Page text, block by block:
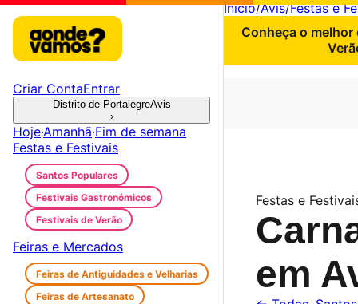
Início/Avis/Festas e
Conheça o melhor
Festas e
em
Criar ContaEntrar
Distrito de PortalegreAvis
›
Hoje·Amanhã·Fim de semana
Festas e Festivais
Santos Populares
Festivais Gastronómicos
Festivais de Verão
Feiras e Mercados
Feiras de Antiguidades e Velharias
Feiras de Artesanato